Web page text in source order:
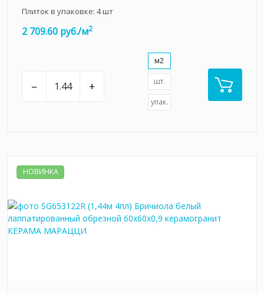
Плиток в упаковке: 4шт
2 709.60 руб./м2
– +
м2
шт.
упак.
НОВИНКА